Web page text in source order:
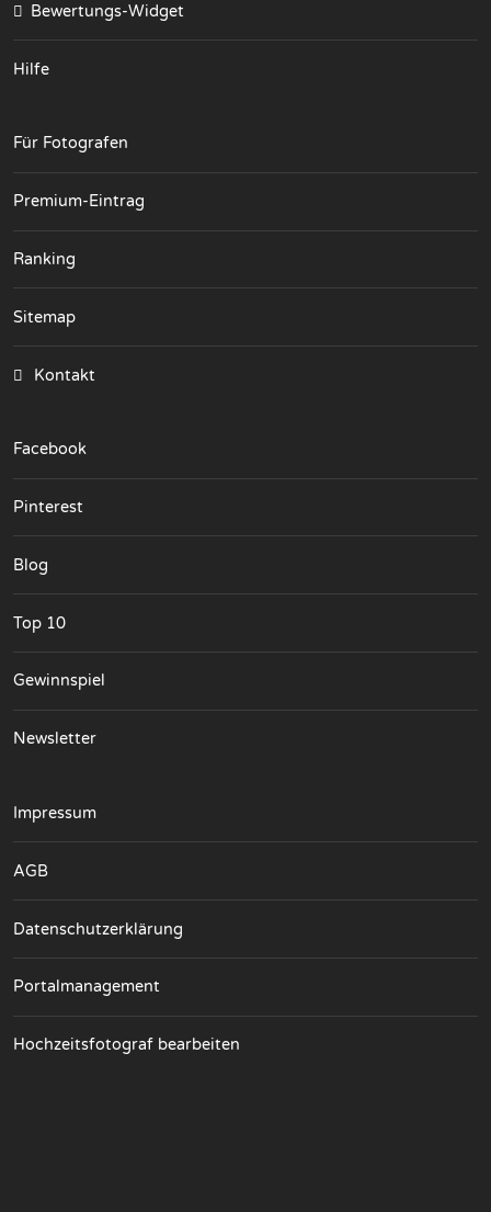
Bewertungs-Widget
Hilfe
Für Fotografen
Premium-Eintrag
Ranking
Sitemap
Kontakt
Facebook
Pinterest
Blog
Top 10
Gewinnspiel
Newsletter
Impressum
AGB
Datenschutzerklärung
Portalmanagement
Hochzeitsfotograf bearbeiten